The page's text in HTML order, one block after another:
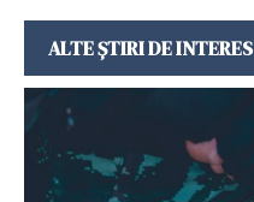
ALTE ȘTIRI DE INTERES